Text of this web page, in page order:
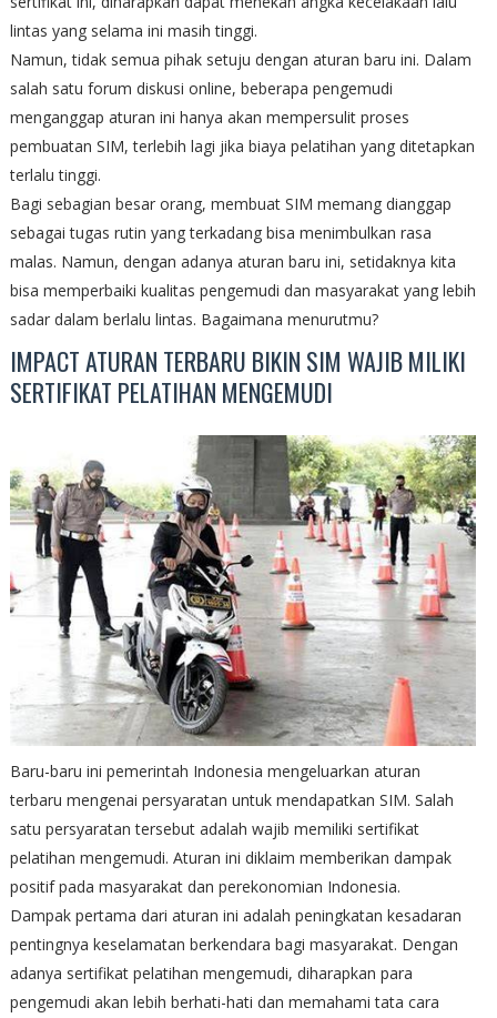
lintas yang selama ini masih tinggi.
Namun, tidak semua pihak setuju dengan aturan baru ini. Dalam
salah satu forum diskusi online, beberapa pengemudi
menganggap aturan ini hanya akan mempersulit proses
pembuatan SIM, terlebih lagi jika biaya pelatihan yang ditetapkan
terlalu tinggi.
Bagi sebagian besar orang, membuat SIM memang dianggap
sebagai tugas rutin yang terkadang bisa menimbulkan rasa
malas. Namun, dengan adanya aturan baru ini, setidaknya kita
bisa memperbaiki kualitas pengemudi dan masyarakat yang lebih
sadar dalam berlalu lintas. Bagaimana menurutmu?
IMPACT ATURAN TERBARU BIKIN SIM WAJIB MILIKI
SERTIFIKAT PELATIHAN MENGEMUDI
Baru-baru ini pemerintah Indonesia mengeluarkan aturan
terbaru mengenai persyaratan untuk mendapatkan SIM. Salah
satu persyaratan tersebut adalah wajib memiliki sertifikat
pelatihan mengemudi. Aturan ini diklaim memberikan dampak
positif pada masyarakat dan perekonomian Indonesia.
Dampak pertama dari aturan ini adalah peningkatan kesadaran
pentingnya keselamatan berkendara bagi masyarakat. Dengan
adanya sertifikat pelatihan mengemudi, diharapkan para
pengemudi akan lebih berhati-hati dan memahami tata cara